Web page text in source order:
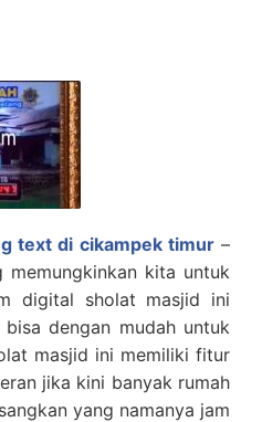
text di cikampek timur–
kita untuk
digital sholat masjid ini
dengan mudah untuk
masjid ini memiliki fitur
jika kini banyak rumah
yang namanya jam